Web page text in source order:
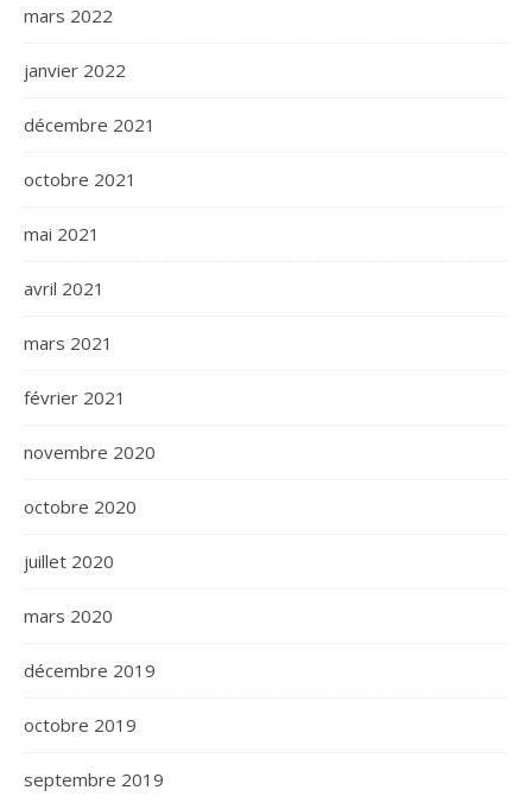
mars 2022
janvier 2022
décembre 2021
octobre 2021
mai 2021
avril 2021
mars 2021
février 2021
novembre 2020
octobre 2020
juillet 2020
mars 2020
décembre 2019
octobre 2019
septembre 2019